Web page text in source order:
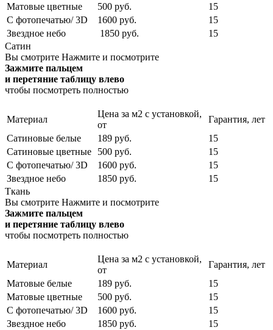
Матовые цветные
500 руб.
15
С фотопечатью/ 3D
1600 руб.
15
Звездное небо
1850 руб.
15
Сатин
Вы смотрите Нажмите и посмотрите
Зажмите пальцем
и перетяние таблицу влево
чтобы посмотреть полностью
Материал
Цена за м2 с установкой,
от
Гарантия, лет
Сатиновые белые
189 руб.
15
Сатиновые цветные
500 руб.
15
С фотопечатью/ 3D
1600 руб.
15
Звездное небо
1850 руб.
15
Ткань
Вы смотрите Нажмите и посмотрите
Зажмите пальцем
и перетяние таблицу влево
чтобы посмотреть полностью
Материал
Цена за м2 с установкой,
от
Гарантия, лет
Матовые белые
189 руб.
15
Матовые цветные
500 руб.
15
С фотопечатью/ 3D
1600 руб.
15
Звездное небо
1850 руб.
15